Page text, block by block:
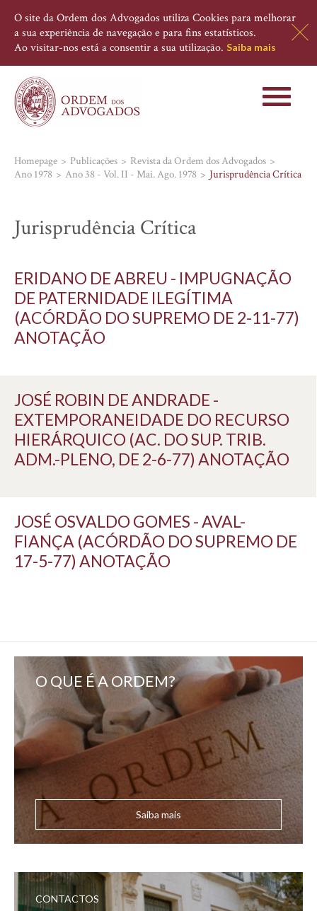
O site da Ordem dos Advogados utiliza Cookies para melhorar
a sua experiência de navegação e para fins estatísticos.
Ao visitar-nos está a consentir a sua utilização. Saiba mais
Toggle
Homepage Publicações
Revista da Ordem dos Advogados
Ano 1978
Ano 38 - Vol. II - Mai. Ago. 1978 Jurisprudência Crítica
Jurisprudência Crítica
ERIDANO DE ABREU - IMPUGNAÇÃO
DE PATERNIDADE ILEGÍTIMA
(ACÓRDÃO DO SUPREMO DE 2-11-77)
ANOTAÇÃO
JOSÉ ROBIN DE ANDRADE -
EXTEMPORANEIDADE DO RECURSO
HIERÁRQUICO (AC. DO SUP. TRIB.
ADM.-PLENO, DE 2-6-77) ANOTAÇÃO
JOSÉ OSVALDO GOMES - AVAL-
FIANÇA (ACÓRDÃO DO SUPREMO DE
17-5-77) ANOTAÇÃO
O QUE É A ORDEM?
Saiba mais
CONTACTOS